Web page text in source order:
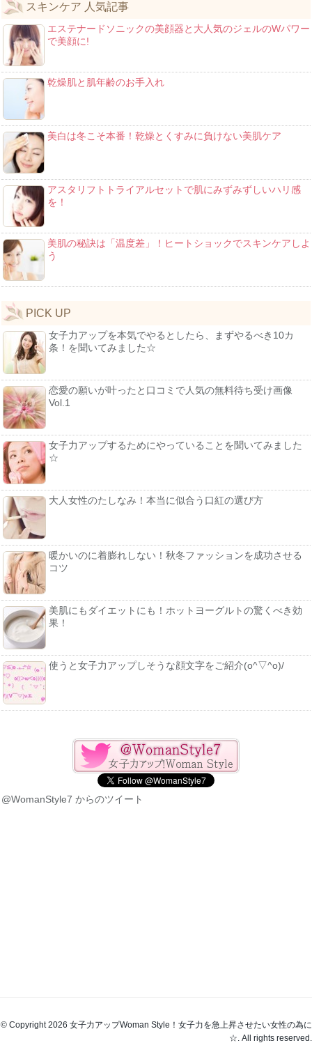
スキンケア 人気記事
エステナードソニックの美顔器と大人気のジェルのWパワー
で美顔に!
乾燥肌と肌年齢のお手入れ
美白は冬こそ本番！乾燥とくすみに負けない美肌ケア
アスタリフトトライアルセットで肌にみずみずしいハリ感
を！
美肌の秘訣は「温度差」！ヒートショックでスキンケアしよ
う
PICK UP
女子力アップを本気でやるとしたら、まずやるべき10カ
条！を聞いてみました☆
恋愛の願いが叶ったと口コミで人気の無料待ち受け画像
Vol.1
女子力アップするためにやっていることを聞いてみました
☆
大人女性のたしなみ！本当に似合う口紅の選び方
暖かいのに着膨れしない！秋冬ファッションを成功させる
コツ
美肌にもダイエットにも！ホットヨーグルトの驚くべき効
果！
使うと女子力アップしそうな顔文字をご紹介(o^▽^o)/
@WomanStyle7 からのツイート
© Copyright 2026 女子力アップWoman Style！女子力を急上昇させたい女性の為に
☆. All rights reserved.